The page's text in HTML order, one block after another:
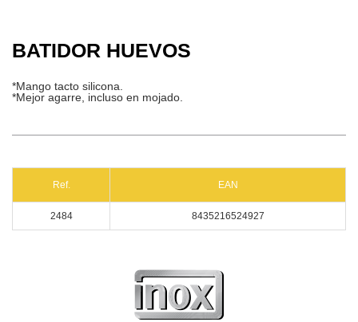
BATIDOR HUEVOS
*Mango tacto silicona.
*Mejor agarre, incluso en mojado.
Ref. EAN
2484 8435216524927